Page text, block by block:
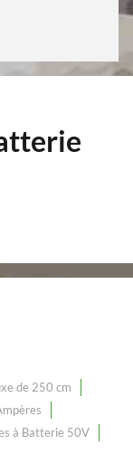
de 250 cm
à Batterie 50V